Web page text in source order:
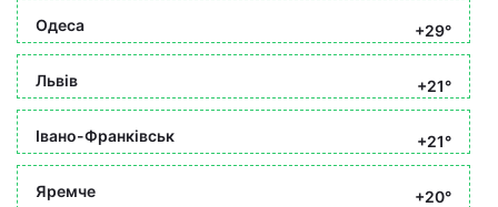
Одеса +29°
Львів +21°
Івано-Франківськ +21°
Яремче +20°